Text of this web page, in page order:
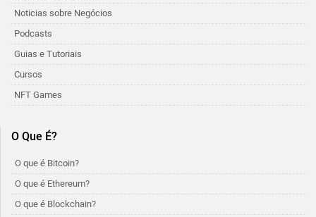
Noticias sobre Negócios
Podcasts
Guias e Tutoriais
Cursos
NFT Games
O Que É?
O que é Bitcoin?
O que é Ethereum?
O que é Blockchain?